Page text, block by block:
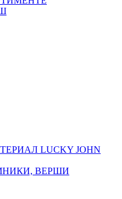
LUCKY JOHN
ВЕРШИ